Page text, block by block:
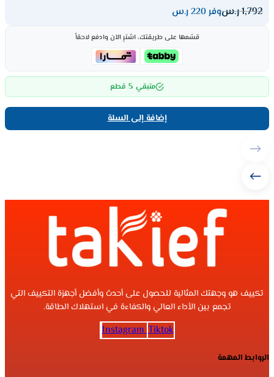
1,792ر.سوفر 220 ر.س
قسّمها على طريقتك، اشترِ الآن وادفع لاحقاً
متبقي 5 قطع
إضافة إلى السلة
تكييف هو وجهتك المثالية للحصول على أحدث وأفضل أجهزة التكييف التي
تجمع بين الأداء العالي والكفاءة في استهلاك الطاقة.
Instagram Tiktok
الروابط المهمة